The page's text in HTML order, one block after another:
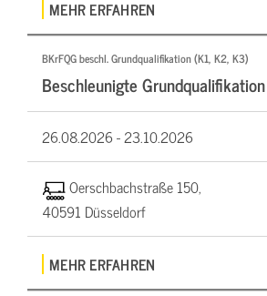
MEHR ERFAHREN
BKrFQG beschl. Grundqualifikation (K1, K2, K3)
Beschleunigte
26.08.2026 -23.10.2026
Oerschbachstraße 150,
40591 Düsseldorf
MEHR ERFAHREN